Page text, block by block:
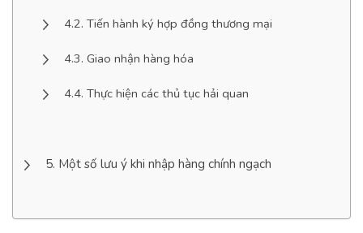
Tiến hành ký hợp đồng thương mại
Giao nhận hàng hóa
Thực hiện các thủ tục hải quan
Một số lưu ý khi nhập hàng chính ngạch